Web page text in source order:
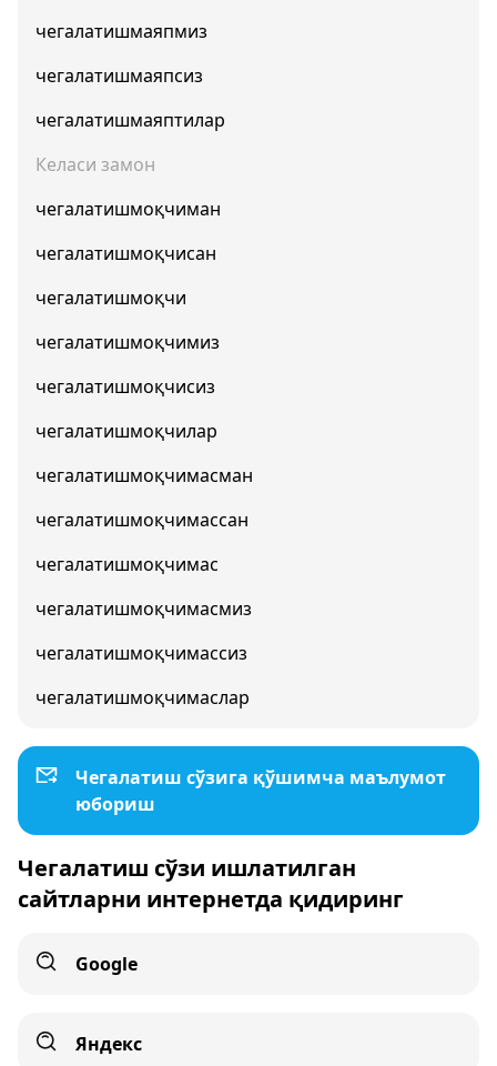
чегалатишмаяпмиз
чегалатишмаяпсиз
чегалатишмаяптилар
Келаси замон
чегалатишмоқчиман
чегалатишмоқчисан
чегалатишмоқчи
чегалатишмоқчимиз
чегалатишмоқчисиз
чегалатишмоқчилар
чегалатишмоқчимасман
чегалатишмоқчимассан
чегалатишмоқчимас
чегалатишмоқчимасмиз
чегалатишмоқчимассиз
чегалатишмоқчимаслар
Чегалатиш сўзига қўшимча маълумот
юбориш
Чегалатиш сўзи ишлатилган
сайтларни интернетда қидиринг
Google
Яндекс